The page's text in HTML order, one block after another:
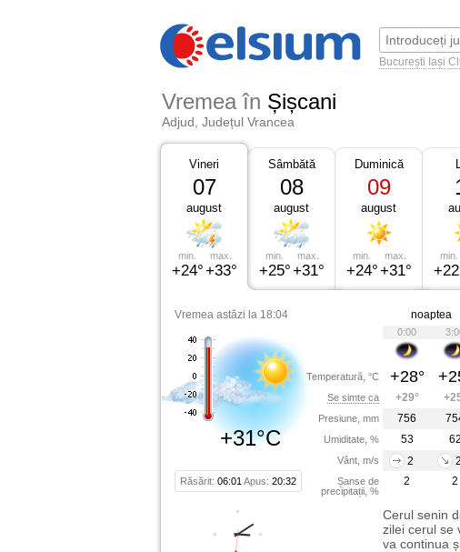
București Iași
Vremea în Șișcani
Adjud, Județul Vrancea
Vineri
07
august
min.
+24°
max.
+33°
Sâmbătă
08
august
min.
+25°
max.
+31°
Duminică
09
august
min.
+24°
max.
+31°
min.
Vremea astăzi la 18:04
+31°C
Răsărit: 06:01 Apus: 20:32
Temperatură, °C
Se simte ca
Presiune, mm
Umiditate, %
Vânt, m/s
Șanse de
precipitații, %
noaptea
0:00
+28°
+29°
756
53
62
2
2
2
2
Cerul senin
zilei cerul se
va continua